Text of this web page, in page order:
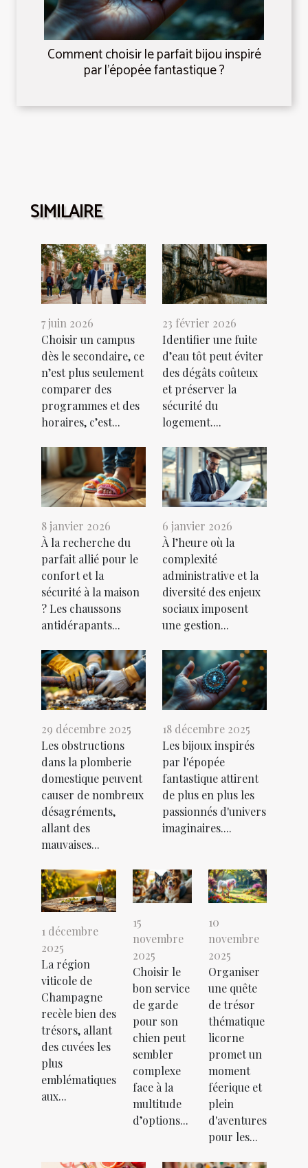
Comment choisir le parfait bijou inspiré
par l'épopée fantastique ?
SIMILAIRE
7 juin 2026
Choisir un campus
dès le secondaire, ce
n’est plus seulement
comparer des
programmes et des
horaires, c’est...
23 février 2026
Identifier une fuite
d’eau tôt peut éviter
des dégâts coûteux
et préserver la
sécurité du
logement....
8 janvier 2026
À la recherche du
parfait allié pour le
confort et la
sécurité à la maison
? Les chaussons
antidérapants...
6 janvier 2026
À l’heure où la
complexité
administrative et la
diversité des enjeux
sociaux imposent
une gestion...
29 décembre 2025
Les obstructions
dans la plomberie
domestique peuvent
causer de nombreux
désagréments,
allant des
mauvaises...
18 décembre 2025
Les bijoux inspirés
par l'épopée
fantastique attirent
de plus en plus les
passionnés d'univers
imaginaires....
1 décembre
2025
La région
viticole de
Champagne
recèle bien des
trésors, allant
des cuvées les
plus
emblématiques
aux...
15
novembre
2025
Choisir le
bon service
de garde
pour son
chien peut
sembler
complexe
face à la
multitude
d’options...
10
novembre
2025
Organiser
une quête
de trésor
thématique
licorne
promet un
moment
féerique et
plein
d'aventures
pour les...